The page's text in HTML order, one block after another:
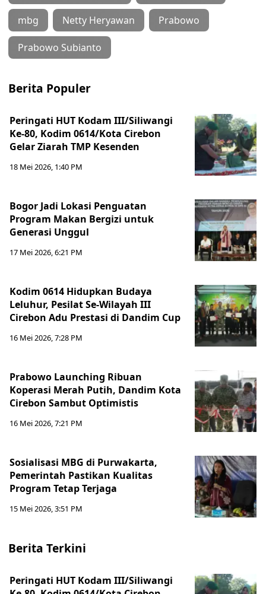
mbg Netty Heryawan Prabowo
Prabowo Subianto
Berita Populer
Peringati HUT Kodam III/Siliwangi
Ke-80, Kodim 0614/Kota Cirebon
Gelar Ziarah TMP Kesenden
18 Mei 2026, 1:40 PM
Bogor Jadi Lokasi Penguatan
Program Makan Bergizi untuk
Generasi Unggul
17 Mei 2026, 6:21 PM
Kodim 0614 Hidupkan Budaya
Leluhur, Pesilat Se-Wilayah III
Cirebon Adu Prestasi di Dandim Cup
16 Mei 2026, 7:28 PM
Prabowo Launching Ribuan
Koperasi Merah Putih, Dandim Kota
Cirebon Sambut Optimistis
16 Mei 2026, 7:21 PM
Sosialisasi MBG di Purwakarta,
Pemerintah Pastikan Kualitas
Program Tetap Terjaga
15 Mei 2026, 3:51 PM
Berita Terkini
Peringati HUT Kodam III/Siliwangi